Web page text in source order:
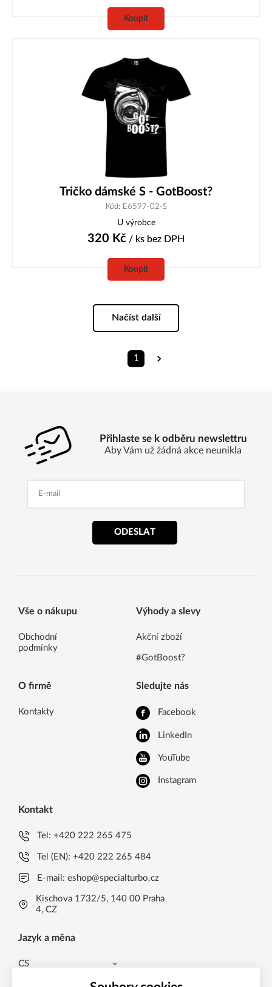
Koupit
Tričko dámské S - GotBoost?
Kód: E6597-02-S
U výrobce
320 Kč / ks bez DPH
Koupit
Načíst další
1
Přihlaste se k odběru newslettru
Aby Vám už žádná akce neunikla
ODESLAT
Vše o nákupu
Obchodní
podmínky
Výhody a slevy
Akční zboží
#GotBoost?
O firmě
Kontakty
Sledujte nás
Facebook
LinkedIn
YouTube
Instagram
Kontakt
Tel:+420 222 265 475
Tel (EN):+420 222 265 484
E-mail:eshop@specialturbo.cz
Kischova 1732/5, 140 00 Praha
4, CZ
Jazyk a měna
CS
Česká koruna CZK (Kč)